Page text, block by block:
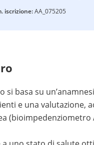
iscrizione:AA_075205
si basa su
e una valutazione,
(bioimpedenziometro